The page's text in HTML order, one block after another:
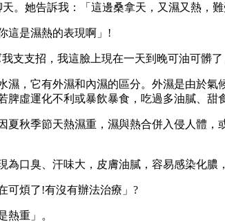
她告訴我：「這邊桑拿天，又濕又熱，
是濕熱的表現啊」!
支招，我這臉上現在一天到晚可油可髒了
它有外濕和內濕的區分。外濕是由於氣
脾虛運化不利或暴飲暴食，吃過多油膩、甜
秋季節天熱濕重，濕與熱合併入侵人體
臭、汗味大，皮膚油膩，容易感染化膿
煩了!有沒有辦法治療」?
重」。